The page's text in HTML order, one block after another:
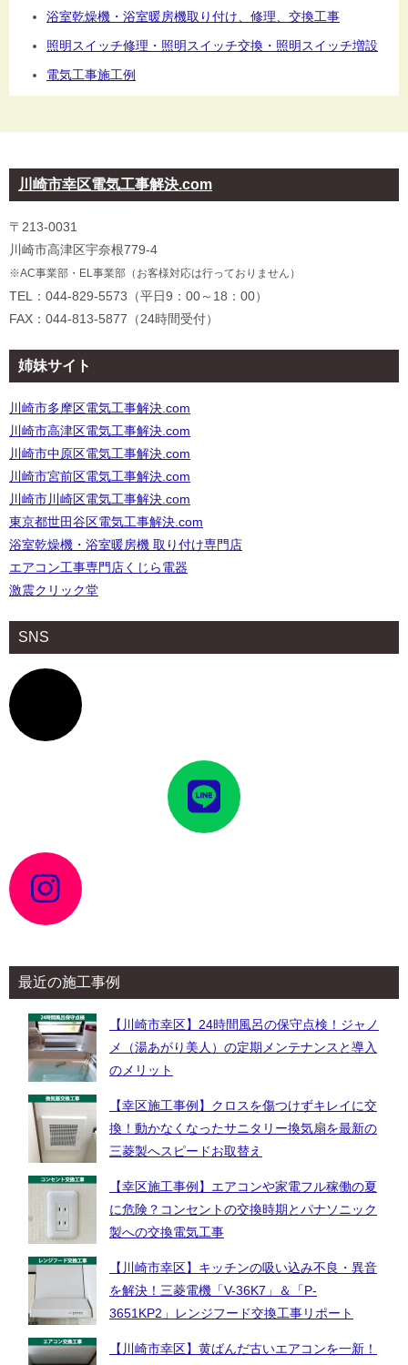
浴室乾燥機・浴室暖房機取り付け、修理、交換工事
照明スイッチ修理・照明スイッチ交換・照明スイッチ増設
電気工事施工例
川崎市幸区電気工事解決.com
〒213-0031
川崎市高津区宇奈根779-4
※AC事業部・EL事業部（お客様対応は行っておりません）
TEL：044-829-5573（平日9：00～18：00）
FAX：044-813-5877（24時間受付）
姉妹サイト
川崎市多摩区電気工事解決.com
川崎市高津区電気工事解決.com
川崎市中原区電気工事解決.com
川崎市宮前区電気工事解決.com
川崎市川崎区電気工事解決.com
東京都世田谷区電気工事解決.com
浴室乾燥機・浴室暖房機 取り付け専門店
エアコン工事専門店くじら電器
激震クリック堂
SNS
イ
コ
ン
リ
イ
コ
ン
リ
イ
コ
ン
リ
最近の施工事例
【川崎市幸区】24時間風呂の保守点検！ジャノ
メ（湯あがり美人）の定期メンテナンスと導入
のメリット
【幸区施工事例】クロスを傷つけずキレイに交
換！動かなくなったサニタリー換気扇を最新の
三菱製へスピードお取替え
【幸区施工事例】エアコンや家電フル稼働の夏
に危険？コンセントの交換時期とパナソニック
製への交換電気工事
【川崎市幸区】キッチンの吸い込み不良・異音
を解決！三菱電機「V-36K7」＆「P-
3651KP2」レンジフード交換工事リポート
【川崎市幸区】黄ばんだ古いエアコンを一新！